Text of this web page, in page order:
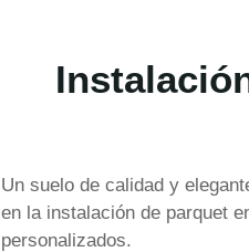
Un suelo de calidad y
en la instalación de parquet
personalizados.